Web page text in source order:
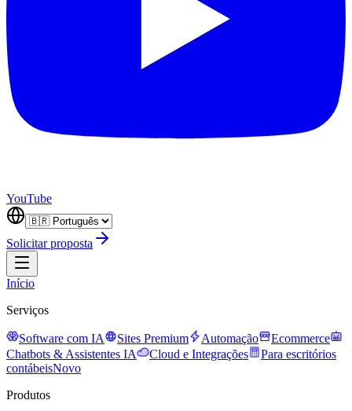
YouTube
Solicitar proposta
Início
Serviços
Software com IA Sites Premium Automação
Ecommerce
Chatbots & Assistentes IA
Cloud e Integrações
Para escritórios
contábeisNovo
Produtos